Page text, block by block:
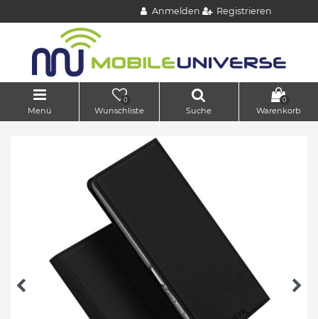
Anmelden Registrieren
Menü
0
Wunschliste Suche
0
Warenkorb